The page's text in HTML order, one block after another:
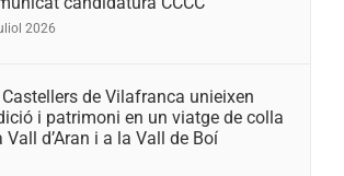
2026
Castellers de Vilafranca unieixen
i patrimoni en un viatge de colla
Vall d’Aran i a la Vall de Boí